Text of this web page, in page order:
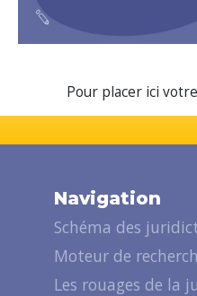
Pour placer ici
Navigation
Schéma des
Moteur de
Les rouages de la